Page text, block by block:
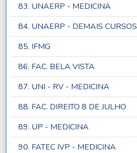
83. UNAERP - MEDICINA
84. UNAERP - DEMAIS CURSOS
85. IFMG
86. FAC. BELA VISTA
87. UNI - RV - MEDICINA
88. FAC. DIREITO 8 DE JULHO
89. UP - MEDICINA
90. FATEC IVP - MEDICINA